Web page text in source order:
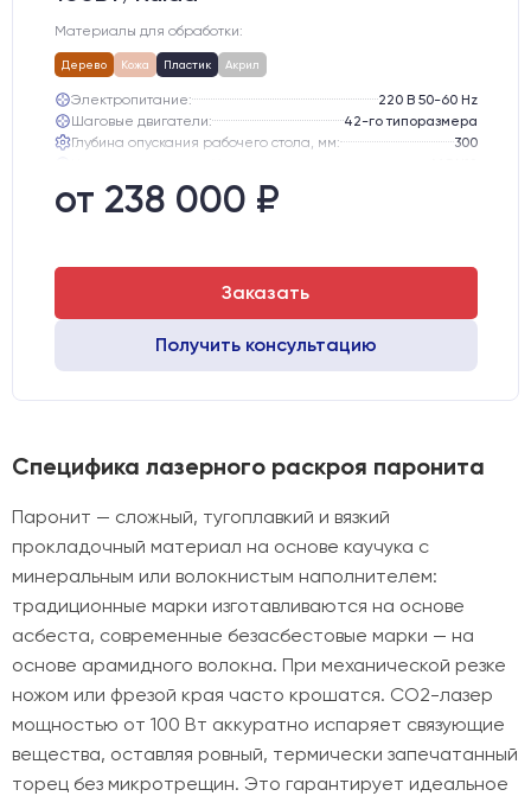
Материалы для обработки:
Дерево Кожа Пластик Акрил
Электропитание:
220 В 50-60 Hz
Шаговые двигатели:
42-го типоразмера
Глубина опускания рабочего стола, мм:
300
Направляющие оси Х:
Точность позиционирования, мм:
от 238 000 ₽
Заказать
Получить консультацию
Специфика лазерного раскроя паронита
Паронит — сложный, тугоплавкий и вязкий
прокладочный материал на основе каучука с
минеральным или волокнистым наполнителем:
традиционные марки изготавливаются на основе
асбеста, современные безасбестовые марки — на
основе арамидного волокна. При механической резке
ножом или фрезой края часто крошатся. CO2-лазер
мощностью от 100 Вт аккуратно испаряет связующие
вещества, оставляя ровный, термически запечатанный
торец без микротрещин. Это гарантирует идеальное